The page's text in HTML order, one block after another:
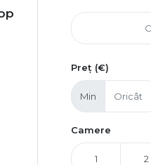
Preț (€)
Min
Camere
1 2